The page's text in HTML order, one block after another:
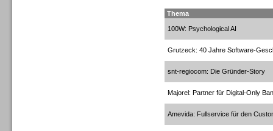
Thema
100W: Psychological AI
Grutzeck: 40 Jahre Software-
snt-regiocom: Die Gründer-Story
Majorel: Partner für Digital-Only
Amevida: Fullservice für den